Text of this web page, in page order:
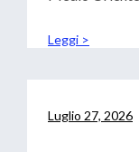
Leggi >
Luglio 27, 2026